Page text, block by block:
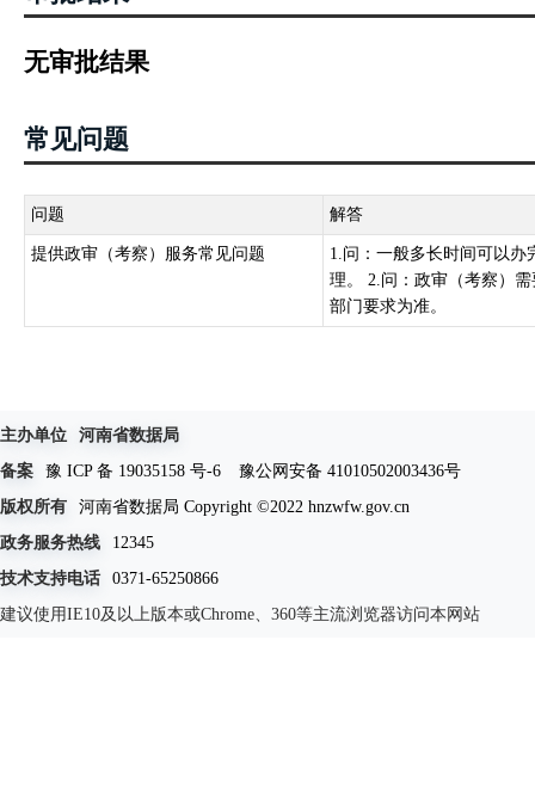
无审批结果
常见问题
问题 解答
提供政审（考察）服务常见问题
1.问：一般多长时间可以
理。 2.问：政审（考察）
部门要求为准。
主办单位
河南省数据局
备案
豫 ICP 备 19035158 号-6
豫公网安备 41010502003436号
版权所有
河南省数据局 Copyright ©2022 hnzwfw.gov.cn
政务服务热线
12345
技术支持电话
0371-65250866
建议使用IE10及以上版本或Chrome、360等主流浏览器访问本网站